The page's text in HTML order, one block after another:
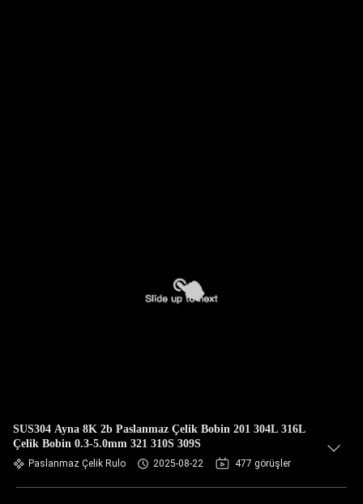
SUS304 Ayna 8K 2b Paslanmaz Çelik Bobin 201 304L 316L
Çelik Bobin 0.3-5.0mm 321 310S 309S
Paslanmaz Çelik Rulo 2025-08-22 477 görüşler